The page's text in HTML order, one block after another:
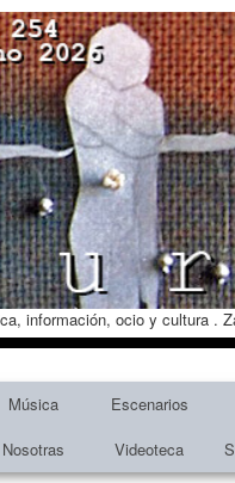
información, ocio y cultura .
Música Escenarios
Nosotras Videoteca